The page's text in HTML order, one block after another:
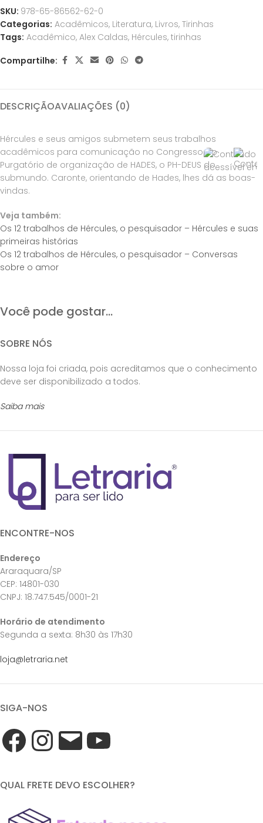
SKU: 978-65-86562-62-0
Categorias: Acadêmicos, Literatura, Livros, Tirinhas
Tags: Acadêmico, Alex Caldas, Hércules, tirinhas
Compartilhe:
DESCRIÇÃOAVALIAÇÕES (0)
Hércules e seus amigos submetem seus trabalhos
acadêmicos para comunicação no Congresso do
Purgatório de organização de HADES, o PH-DEUS do
submundo. Caronte, orientando de Hades, lhes dá as boas-
vindas.
Veja também:
Os 12 trabalhos de Hércules, o pesquisador – Hércules e suas
primeiras histórias
Os 12 trabalhos de Hércules, o pesquisador – Conversas
sobre o amor
Você pode gostar...
SOBRE NÓS
Nossa loja foi criada, pois acreditamos que o conhecimento
deve ser disponibilizado a todos.
Saiba mais
ENCONTRE-NOS
Endereço
Araraquara/SP
CEP: 14801-030
CNPJ: 18.747.545/0001-21
Horário de atendimento
Segunda a sexta: 8h30 às 17h30
loja@letraria.net
SIGA-NOS
QUAL FRETE DEVO ESCOLHER?